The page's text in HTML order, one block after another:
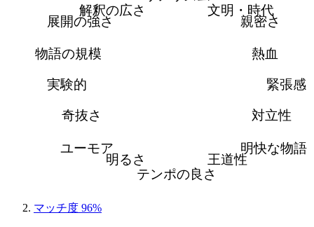
文明・時代
親密さ
熱血
緊張感
対立性
明快な物語
王道性
テンポの良さ
明るさ
ユーモア
奇抜さ
実験的
物語の規模
展開の強さ
解釈の広さ
マッチ度 96%